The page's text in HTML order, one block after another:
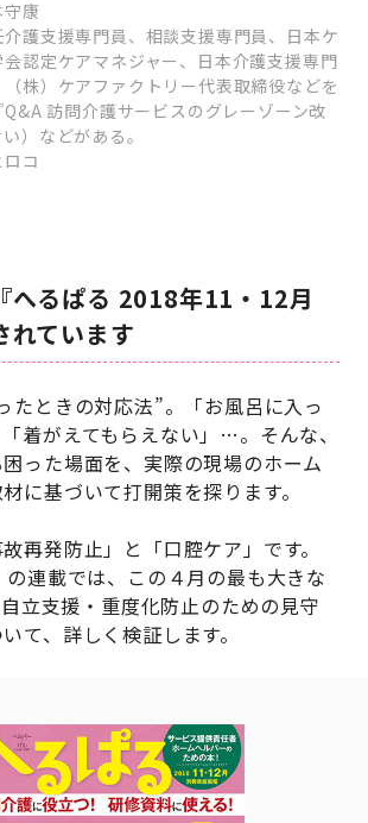
康
護支援専門員、相談支援専門員、日本ケ
認定ケアマネジャー、日本介護支援専門
株）ケアファクトリー代表取締役などを
訪問介護サービスのグレーゾーン改
）などがある。
コ
へるぱる 2018年11・12月
れています
たときの対応法”。「お風呂に入っ
着がえてもらえない」…。そんな、
った場面を、実際の現場のホーム
に基づいて打開策を探ります。
再発防止」と「口腔ケア」です。
の連載では、この４月の最も大きな
立支援・重度化防止のための見守
て、詳しく検証します。